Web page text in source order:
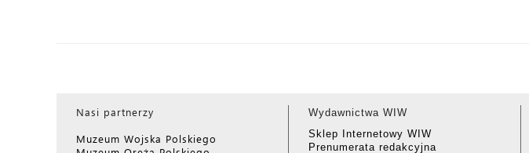
Nasi partnerzy
Muzeum Wojska Polskiego
Wydawnictwa WIW
Sklep Internetowy WIW
Prenumerata redakcyjna